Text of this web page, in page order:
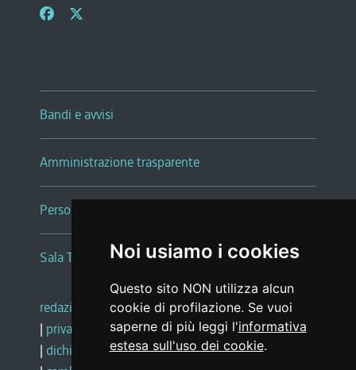
Noi usiamo i cookies
Questo sito NON utilizza alcun
cookie di profilazione. Se vuoi
saperne di più leggi l'informativa
estesa sull'uso dei cookie.
Bandi e avvisi
Amministrazione trasparente
Persone e Uffici
Sala Tiziano Tessitori
redazione web |note legali |glossario
| privacy
social media policy
| dichiarazione di accessibilità |feedback